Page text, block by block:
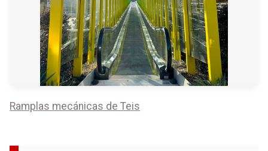
Ramplas mecánicas de Teis